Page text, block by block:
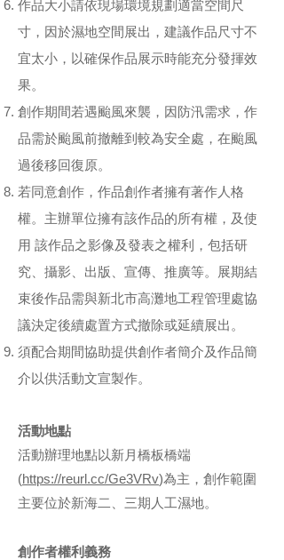
作品大小請依現場環境規劃適當空間尺
寸，因於濕地空間展出，建議作品尺寸不
宜太小，以確保作品展示時能充分發揮效
果。
創作期間若遇颱風來襲，因防汛需求，作
品需於颱風前撤離到較為安全處，在颱風
過後移回復原。
若同意創作，作品創作者擁有著作人格
權。主辦單位擁有該作品的所有權，及使
用 該作品之影像及發表之權利，包括研
究、攝影、出版、宣傳、推廣等。展期結
束後作品需與新北市高灘地工程管理處協
議決定後續處置方式撤除或延續展出。
須配合期間協助提供創作者簡介及作品簡
介以供活動文宣製作。
活動地點
活動辦理地點以新月橋板橋端
(https://reurl.cc/Ge3VRv)為主，創作範圍
主要位於新海二、三期人工濕地。
創作者權利義務